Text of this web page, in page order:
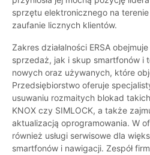
sprzętu elektronicznego na
zaufanie licznych klientów.
Zakres działalności ERSA
sprzedaż, jak i skup smartfonów i
nowych oraz używanych, które
Przedsiębiorstwo oferuje
usuwaniu rozmaitych blokad takich
KNOX czy SIMLOCK, a także
aktualizacją oprogramowania. W
również usługi serwisowe dla
smartfonów i nawigacji. Zespół